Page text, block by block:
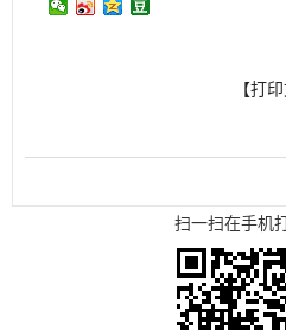
【打
扫一扫在手机